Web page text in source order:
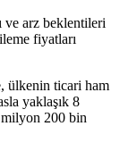
ve arz beklentileri
fiyatları
ülkenin ticari ham
yaklaşık 8
200 bin